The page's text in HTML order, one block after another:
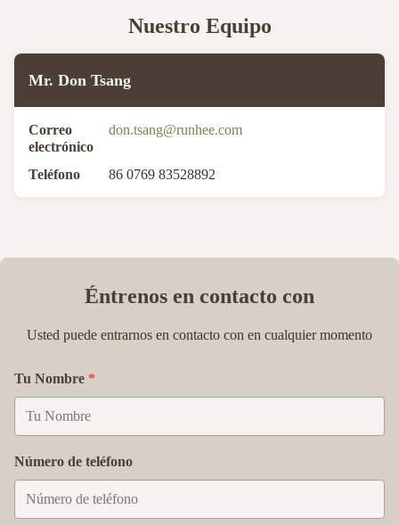
Nuestro Equipo
Mr. Don Tsang
Correo
electrónico
don.tsang@runhee.com
Teléfono 86 0769 83528892
Éntrenos en contacto con
Usted puede entrarnos en contacto con en cualquier momento
Tu Nombre
Número de teléfono